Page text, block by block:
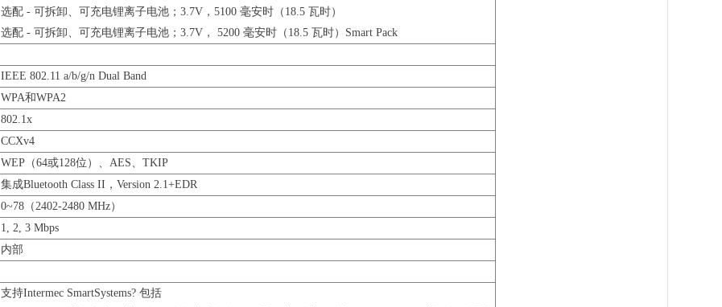
选配 - 可拆卸、可充电锂离子电池；3.7V，5100 毫安时（18.5 瓦时）
选配 - 可拆卸、可充电锂离子电池；3.7V， 5200 毫安时（18.5 瓦时）Smart Pack
IEEE 802.11 a/b/g/n Dual Band
WPA和WPA2
802.1x
CCXv4
WEP（64或128位）、AES、TKIP
集成Bluetooth Class II，Version 2.1+EDR
0~78（2402-2480 MHz）
1, 2, 3 Mbps
内部
支持Intermec SmartSystems? 包括